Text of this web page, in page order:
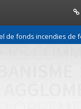
fonds incendies de forêt